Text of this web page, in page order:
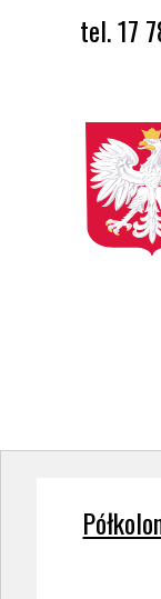
tel. 17